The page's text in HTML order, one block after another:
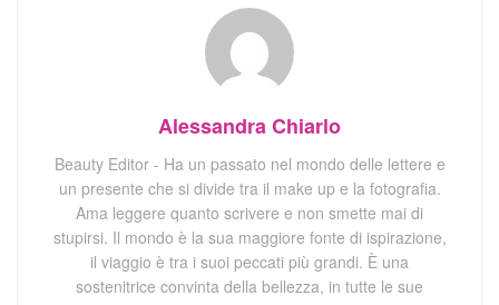
Alessandra Chiarlo
Beauty Editor - Ha un passato nel mondo delle lettere e
un presente che si divide tra il make up e la fotografia.
Ama leggere quanto scrivere e non smette mai di
stupirsi. Il mondo è la sua maggiore fonte di ispirazione,
il viaggio è tra i suoi peccati più grandi. È una
sostenitrice convinta della bellezza, in tutte le sue